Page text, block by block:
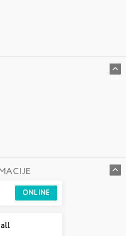
ONLINE